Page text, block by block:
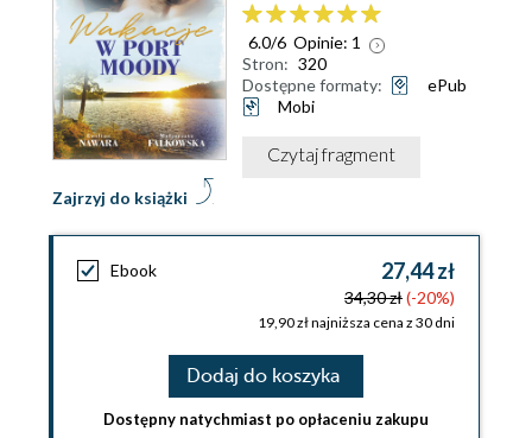
Zajrzyj do książki
6.0/6 Opinie: 1
Stron: 320
Dostępne formaty:
ePub
Mobi
Czytaj fragment
Ebook 27,44 zł
34,30 zł(-20%)
19,90 zł najniższa cena z 30 dni
Dodaj do koszyka
Dostępny natychmiast po opłaceniu zakupu